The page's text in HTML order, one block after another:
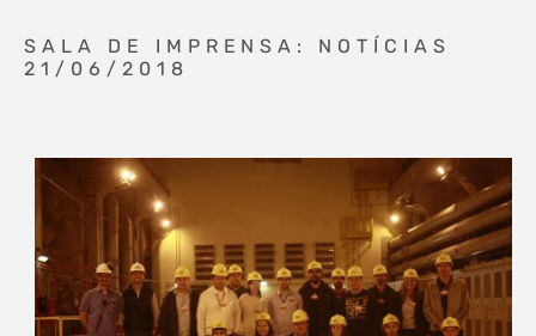
SALA DE IMPRENSA: NOTÍCIAS
21/06/2018